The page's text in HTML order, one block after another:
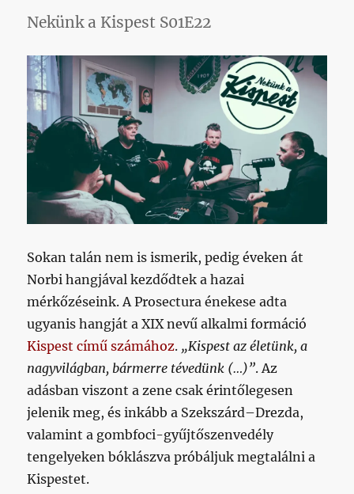
Nekünk a Kispest S01E22
Sokan talán nem is ismerik, pedig éveken át
Norbi hangjával kezdődtek a hazai
mérkőzéseink. A Prosectura énekese adta
ugyanis hangját a XIX nevű alkalmi formáció
Kispest című számához. „Kispest az életünk, a
nagyvilágban, bármerre tévedünk (…)”. Az
adásban viszont a zene csak érintőlegesen
jelenik meg, és inkább a Szekszárd–Drezda,
valamint a gombfoci-gyűjtőszenvedély
tengelyeken bóklászva próbáljuk megtalálni a
Kispestet.